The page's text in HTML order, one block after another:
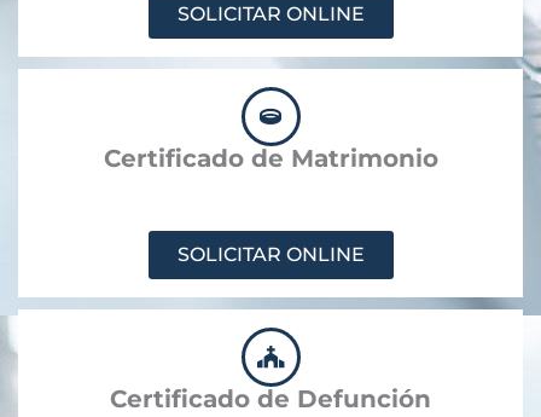
SOLICITAR ONLINE
Certificado de Matrimonio
SOLICITAR ONLINE
Certificado de Defunción